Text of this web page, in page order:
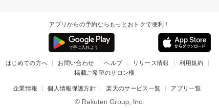
アプリからの予約ならもっとおトクで便利！
はじめての方へ お問い合わせ ヘルプ リリース情報
利用規約
掲載ご希望のサロン様
企業情報 個人情報保護方針 楽天のサービス一覧 アプリ一覧
© Rakuten Group, Inc.